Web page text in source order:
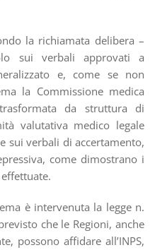
la richiamata delibera –
sui verbali approvati a
e, come se non
la Commissione medica
da struttura di
valutativa medico legale
sui verbali di accertamento,
come dimostrano i
è intervenuta la legge n.
che le Regioni, anche
possono affidare all’INPS,